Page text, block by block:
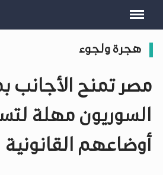
هجرة ولجوء
مصر تمنح الأجانب
السوريون مهلة
أوضاعهم القانونية